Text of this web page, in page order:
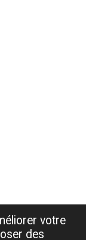
votre
des